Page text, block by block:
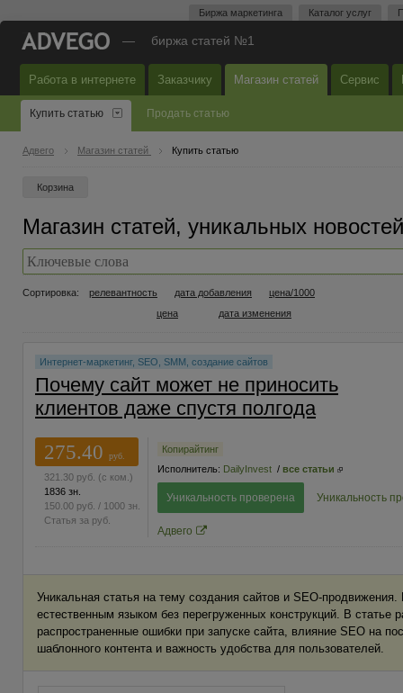
Биржа маркетинга Каталог услуг
— биржа статей №1
Работа в интернете Заказчику Магазин статей Сервис
Купить статью Продать статью
Адвего Магазин статей Купить статью
Корзина
Магазин статей, уникальных
Сортировка: релевантность
дата добавления
цена
цена/1000
дата изменения
Интернет-маркетинг, SEO, SMM, создание сайтов
Почему сайт может не приносить
клиентов даже спустя полгода
275.40
руб.
321.30 руб. (с ком.)
1836 зн.
150.00 руб. / 1000 зн.
Статья за руб.
Копирайтинг
Исполнитель: DailyInvest / все статьи
Уникальность проверена Уникальность
Адвего
Уникальная статья на тему создания сайтов и SEO-
естественным языком без перегруженных конструкций. В статье
распространенные ошибки при запуске сайта, влияние SEO на
шаблонного контента и важность удобства для пользователей.